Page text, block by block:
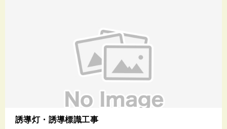
誘導灯・誘導標識工事